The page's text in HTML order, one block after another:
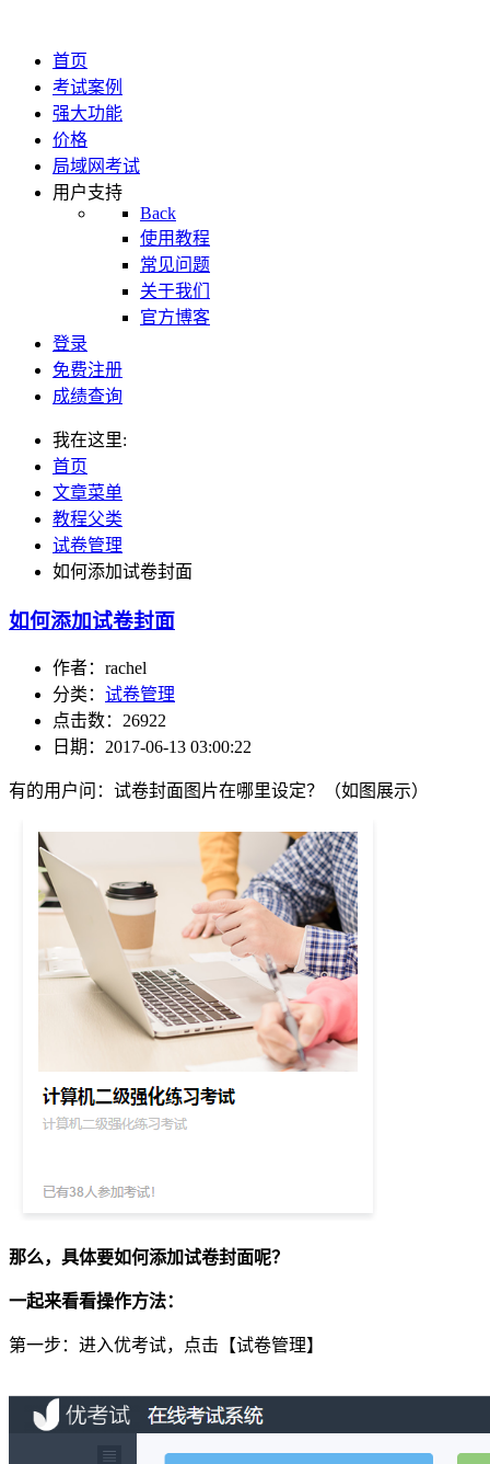
首页
考试案例
强大功能
价格
局域网考试
用户支持
Back
使用教程
常见问题
关于我们
官方博客
登录
免费注册
成绩查询
我在这里:
首页
文章菜单
教程父类
试卷管理
如何添加试卷封面
如何添加试卷封面
作者：rachel
分类： 试卷管理
点击数：26922
日期：2017-06-13 03:00:22
有的用户问：试卷封面图片在哪里设定？（如图展示）
那么，具体要如何添加试卷封面呢？
一起来看看操作方法：
第一步：进入优考试，点击【试卷管理】